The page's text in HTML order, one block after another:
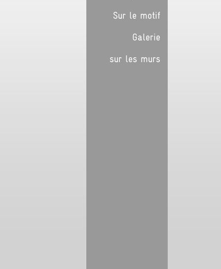
Sur le motif
Galerie
sur les murs